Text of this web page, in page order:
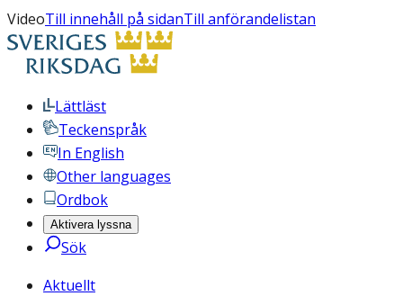
VideoTill innehåll på sidanTill anförandelistan
Lättläst
Teckenspråk
In English
Other languages
Ordbok
Aktivera lyssna
Sök
Aktuellt